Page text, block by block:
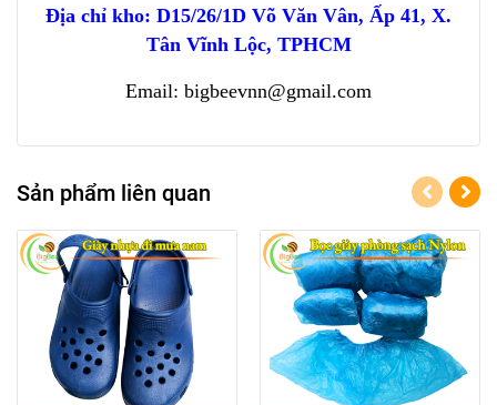
Địa chỉ kho: D15/26/1D Võ Văn Vân, Ấp 41, X.
Tân Vĩnh Lộc, TPHCM
Email: bigbeevnn@gmail.com
Sản phẩm liên quan